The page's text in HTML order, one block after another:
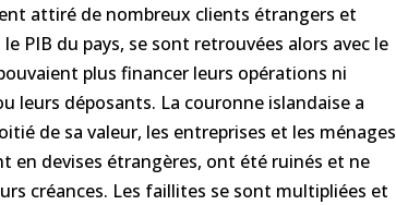
attiré de nombreux clients étrangers et
PIB du pays, se sont retrouvées alors avec le
plus financer leurs opérations ni
leurs déposants. La couronne islandaise a
de sa valeur, les entreprises et les ménages
en devises étrangères, ont été ruinés et ne
créances. Les faillites se sont multipliées et